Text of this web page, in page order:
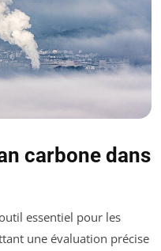
carbone dans
essentiel pour les
une évaluation précise